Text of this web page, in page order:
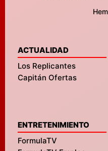
ACTUALIDAD
Los Replicantes
Capitán Ofertas
ENTRETENIMIENTO
FormulaTV